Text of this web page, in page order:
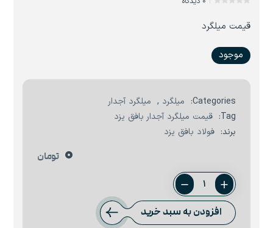
قیمت میلگرد
موجود
Categories: میلگرد , میلگرد آجدار
Tag:
قیمت میلگرد آجدار بافق یزد
برند: فولاد بافق یزد
0 تومان
میلگرد
18
بافق
افزودن به سبد خرید